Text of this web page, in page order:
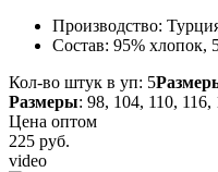
Производство:
Состав: 95% хлопок,
Кол-во штук в уп: 5
Размеры: 98, 104, 110, 116,
Цена оптом
225 руб.
video